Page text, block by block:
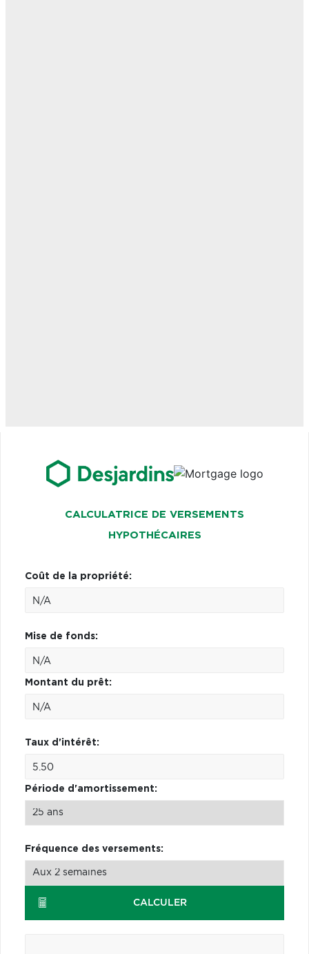
CALCULATRICE DE VERSEMENTS
HYPOTHÉCAIRES
Coût de la propriété:
Mise de fonds:
Montant du prêt:
Taux d'intérêt:
Période d'amortissement:
Fréquence des versements:
CALCULER